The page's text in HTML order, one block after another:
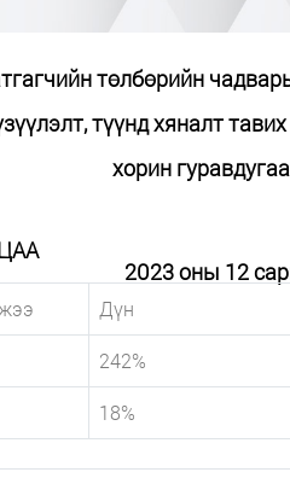
төлбөрийн
түүнд хяналт
хорин
2023 оны 12
Дүн
242%
18%